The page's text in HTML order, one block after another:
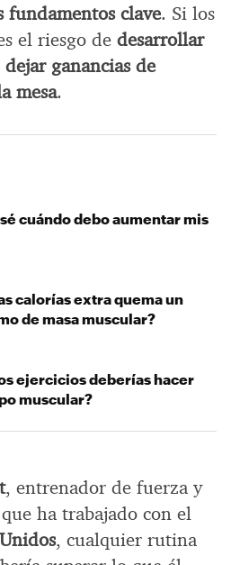
fundamentos clave. Si los
el riesgo de desarrollar
dejar ganancias de
mesa.
, entrenador de fuerza y
ha trabajado con el
, cualquier rutina
cuándo debo aumentar mis
calorías extra quema un
de masa muscular?
ejercicios deberías hacer
muscular?